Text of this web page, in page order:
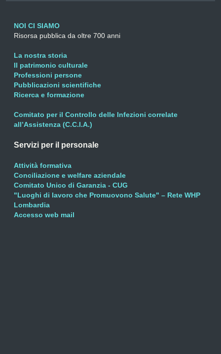
NOI CI SIAMO
Risorsa pubblica da oltre 700 anni
La nostra storia
Il patrimonio culturale
Professioni persone
Pubblicazioni scientifiche
Ricerca e formazione
Comitato per il Controllo delle Infezioni correlate
all’Assistenza (C.C.I.A.)
Servizi per il personale
Attività formativa
Conciliazione e welfare aziendale
Comitato Unico di Garanzia - CUG
"Luoghi di lavoro che Promuovono Salute" – Rete WHP
Lombardia
Accesso web mail